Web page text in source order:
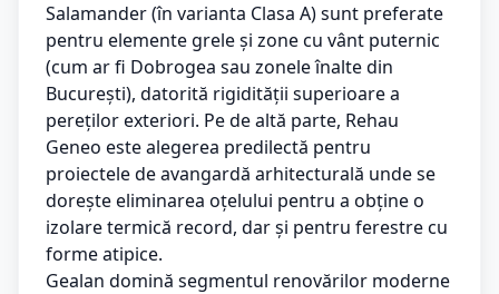
Salamander (în varianta Clasa A) sunt preferate
pentru elemente grele și zone cu vânt puternic
(cum ar fi Dobrogea sau zonele înalte din
București), datorită rigidității superioare a
pereților exteriori. Pe de altă parte, Rehau
Geneo este alegerea predilectă pentru
proiectele de avangardă arhitecturală unde se
dorește eliminarea oțelului pentru a obține o
izolare termică record, dar și pentru ferestre cu
forme atipice.
Gealan domină segmentul renovărilor moderne